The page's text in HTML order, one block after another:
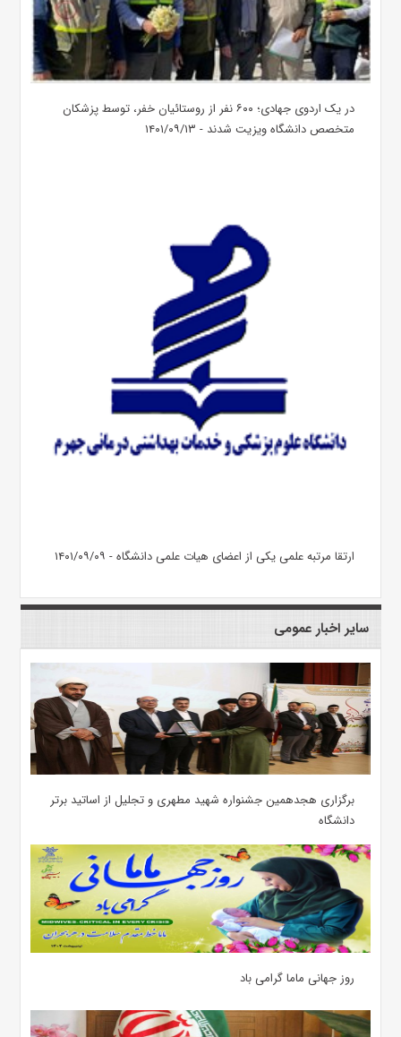
در یک اردوی جهادی؛ ۶۰۰ نفر از روستائیان خفر، توسط پزشکان
متخصص دانشگاه ویزیت شدند - ۱۴۰۱/۰۹/۱۳
ارتقا مرتبه علمی یکی از اعضای هیات علمی دانشگاه - ۱۴۰۱/۰۹/۰۹
سایر اخبار عمومی
برگزاری هجدهمین جشنواره شهید مطهری و تجلیل از اساتید برتر
دانشگاه
روز جهانی ماما گرامی باد